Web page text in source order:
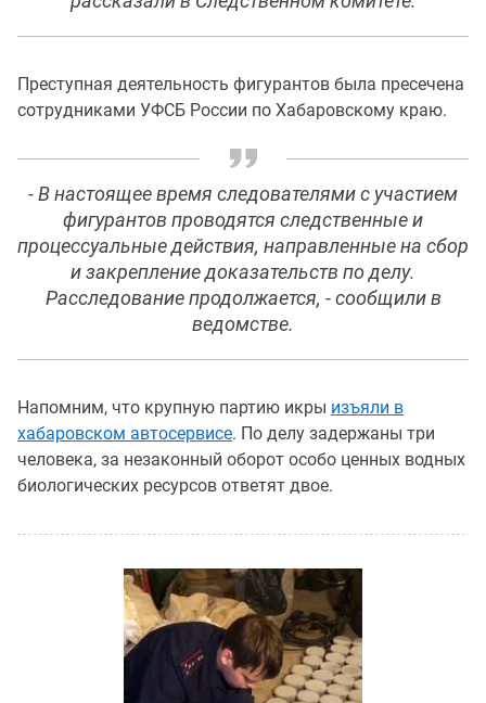
Преступная деятельность фигурантов была пресечена
сотрудниками УФСБ России по Хабаровскому краю.
- В настоящее время следователями с участием
фигурантов проводятся следственные и
процессуальные действия, направленные на сбор
и закрепление доказательств по делу.
Расследование продолжается, - сообщили в
ведомстве.
Напомним, что крупную партию икры изъяли в
хабаровском автосервисе. По делу задержаны три
человека, за незаконный оборот особо ценных водных
биологических ресурсов ответят двое.